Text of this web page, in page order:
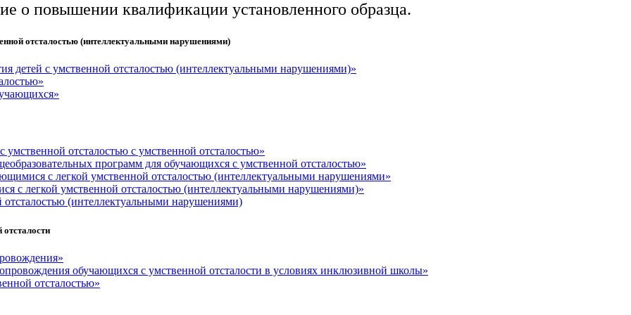
о повышении квалификации установленного образца.
отсталостью (интеллектуальными нарушениями)
детей с умственной отсталостью (интеллектуальными нарушениями)»
отсталостью с умственной отсталостью»
программ для обучающихся с умственной отсталостью»
с легкой умственной отсталостью (интеллектуальными нарушениями»
с легкой умственной отсталостью (интеллектуальными нарушениями)»
отсталостью (интеллектуальными нарушениями)
обучающихся с умственной отсталости в условиях инклюзивной школы»
отсталостью»